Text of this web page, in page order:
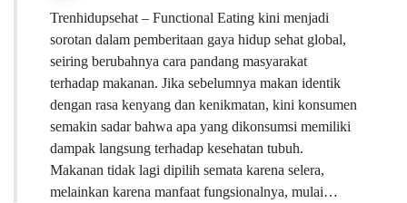
Trenhidupsehat – Functional Eating kini menjadi
sorotan dalam pemberitaan gaya hidup sehat global,
seiring berubahnya cara pandang masyarakat
terhadap makanan. Jika sebelumnya makan identik
dengan rasa kenyang dan kenikmatan, kini konsumen
semakin sadar bahwa apa yang dikonsumsi memiliki
dampak langsung terhadap kesehatan tubuh.
Makanan tidak lagi dipilih semata karena selera,
melainkan karena manfaat fungsionalnya, mulai…